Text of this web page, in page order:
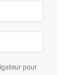
pour